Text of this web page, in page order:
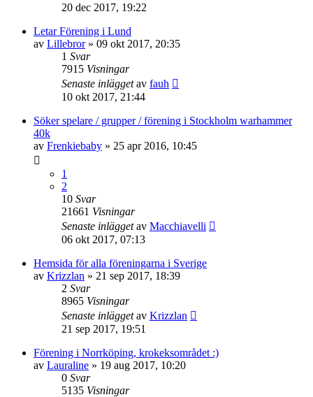
20 dec 2017, 19:22
Letar Förening i Lund
av Lillebror» 09 okt 2017, 20:35
1 Svar
7915 Visningar
Senaste inläggetav fauh
10 okt 2017, 21:44
Söker spelare / grupper / förening i Stockholm warhammer
40k
av Frenkiebaby » 25 apr 2016, 10:45
1
2
10 Svar
21661 Visningar
Senaste inläggetav Macchiavelli
06 okt 2017, 07:13
Hemsida för alla föreningarna i Sverige
av Krizzlan » 21 sep 2017, 18:39
2 Svar
8965 Visningar
Senaste inläggetav Krizzlan
21 sep 2017, 19:51
Förening i Norrköping, krokeksområdet :)
av Lauraline » 19 aug 2017, 10:20
0 Svar
5135 Visningar